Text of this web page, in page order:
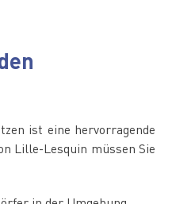
ist eine hervorragende
Lille-Lesquin müssen Sie